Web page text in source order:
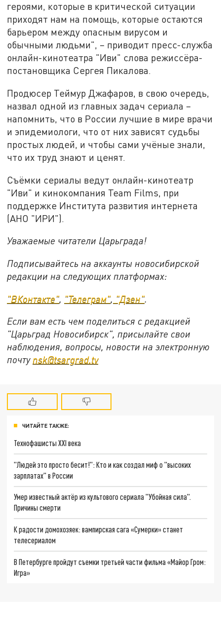
героями, которые в критической ситуации
приходят нам на помощь, которые остаются
барьером между опасным вирусом и
обычными людьми", – приводит пресс-служба
онлайн-кинотеатра "Иви" слова режиссёра-
постановщика Сергея Пикалова.
Продюсер Теймур Джафаров, в свою очередь,
назвал одной из главных задач сериала –
напомнить, что в России лучшие в мире врачи
и эпидемиологи, что от них зависят судьбы
простых людей, и чтобы сами учёные знали,
что их труд знают и ценят.
Съёмки сериалы ведут онлайн-кинотеатр
"Иви" и кинокомпания Team Films, при
поддержке Института развития интернета
(АНО "ИРИ").
Уважаемые читатели Царьграда!
Подписывайтесь на аккаунты новосибирской
редакции на следующих платформах:
"ВКонтакте", "Телеграм", "Дзен".
Если вам есть чем поделиться с редакцией
"Царьград Новосибирск", присылайте свои
наблюдения, вопросы, новости на электронную
почту nsk@tsargrad.tv
ЧИТАЙТЕ ТАКЖЕ:
Технофашисты XXI века
"Людей это просто бесит!": Кто и как создал миф о "высоких
зарплатах" в России
Умер известный актёр из культового сериала "Убойная сила".
Причины смерти
К радости домохозяек: вампирская сага «Сумерки» станет
телесериалом
В Петербурге пройдут съемки третьей части фильма «Майор Гром:
Игра»